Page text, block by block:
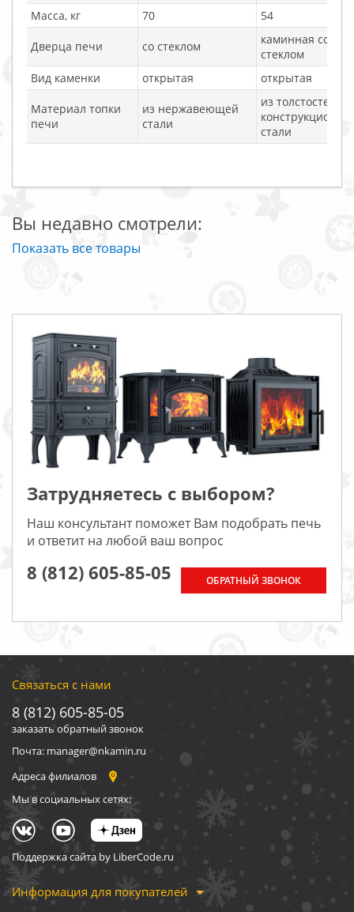
Масса, кг 70 54
Дверца печи со стеклом
каминная со
стеклом
Вид каменки
открытая открытая
Материал топки
печи
из нержавеющей
стали
из
стали
Вы недавно смотрели:
Показать все товары
Затрудняетесь с выбором?
Наш консультант поможет Вам подобрать печь
и ответит на любой ваш вопрос
8 (812) 605-85-05 ОБРАТНЫЙ ЗВОНОК
Связаться с нами
8 (812) 605-85-05
заказать обратный звонок
Почта: manager@nkamin.ru
Адреса филиалов
Мы в социальных сетях:
Поддержка сайта by LiberCode.ru
Информация для покупателей